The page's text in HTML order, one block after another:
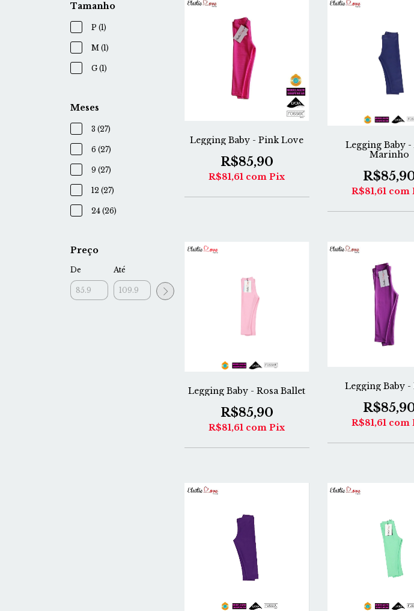
Tamanho
P (1)
M (1)
G (1)
Meses
3 (27)
6 (27)
9 (27)
12 (27)
24 (26)
Preço
De Até
Legging Baby - Pink Love
R$85,90
R$81,61 com Pix
Legging Baby -
Marinho
R$81,61 com
Legging Baby - Rosa Ballet
R$85,90
R$81,61 com Pix
Legging Baby -
R$81,61 com